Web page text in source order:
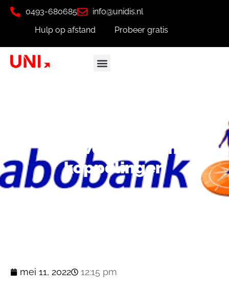
0493-680685
info@unidis.nl
Hulp op afstand
Probeer gratis
Nieuwe Rabobank
koppelingen
mei 11, 2022 12:15 pm